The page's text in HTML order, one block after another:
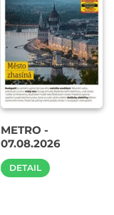
METRO -
07.08.2026
DETAIL